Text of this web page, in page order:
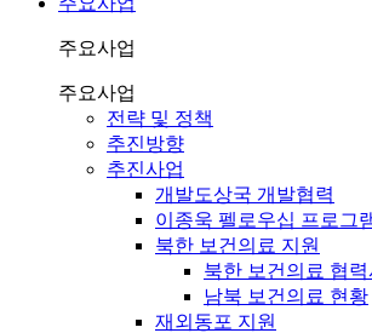
주요사업
주요사업
전략 및 정책
추진방향
추진사업
개발도상국 개발협력
이종욱 펠로우십 프로그
북한 보건의료 지원
북한 보건의료 협력
남북 보건의료 현황
재외동포 지원